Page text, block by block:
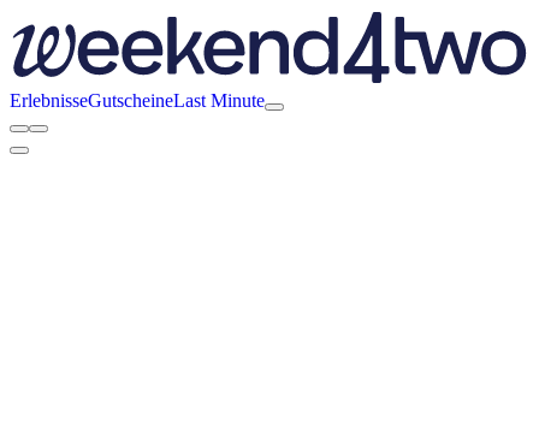
ErlebnisseGutscheineLast Minute